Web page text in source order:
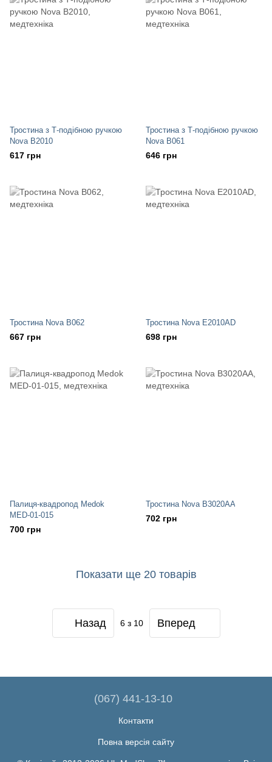
Тростина з Т-подібною ручкою
Nova B2010
617 грн
Тростина з Т-подібною ручкою
Nova B061
646 грн
Тростина Nova B062
667 грн
Тростина Nova E2010AD
698 грн
Палиця-квадропод Medok
MED-01-015
700 грн
Тростина Nova B3020AA
702 грн
Показати ще 20 товарів
Назад 6з 10 Вперед
(067) 441-13-10
Контакти
Повна версія сайту